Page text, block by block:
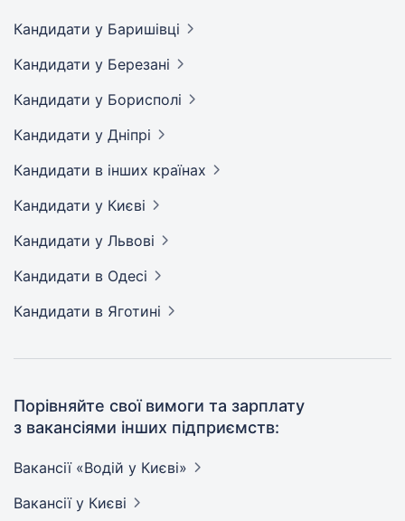
Кандидати у Баришівці
Кандидати у Березані
Кандидати у Борисполі
Кандидати у Дніпрі
Кандидати в інших країнах
Кандидати у Києві
Кандидати у Львові
Кандидати в Одесі
Кандидати в Яготині
Порівняйте свої вимоги та зарплату
з вакансіями інших підприємств:
Вакансії «Водій у Києві»
Вакансії у Києві